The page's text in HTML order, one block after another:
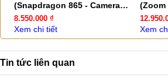
(Snapdragon 865 - Camera
Pop-up)
8.550.000 ₫
Xem chi tiết
(Zoom
Xem
Tin tức liên quan